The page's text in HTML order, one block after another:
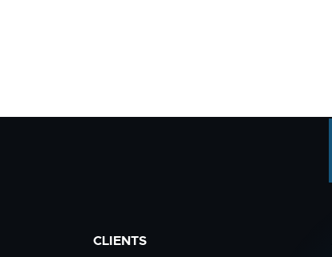
CLIENTS